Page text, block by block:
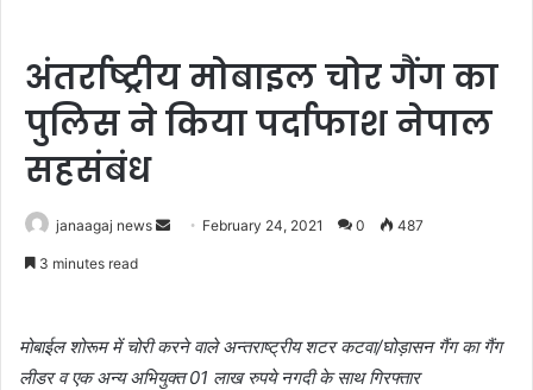
अंतर्राष्ट्रीय मोबाइल चोर गैंग का
पुलिस ने किया पर्दाफाश नेपाल
सहसंबंध
janaagaj news
Send February 24, 2021 0 487
3 minutes read
मोबाईल शोरूम में चोरी करने वाले अन्तराष्ट्रीय शटर कटवा/घोड़ासन गैंग का गैंग
लीडर व एक अन्य अभियुक्त 01 लाख रुपये नगदी के साथ गिरफ्तार